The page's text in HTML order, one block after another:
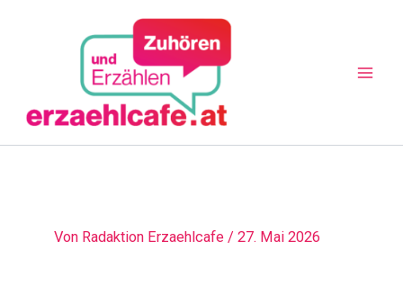
Von Radaktion Erzaehlcafe /27. Mai 2026